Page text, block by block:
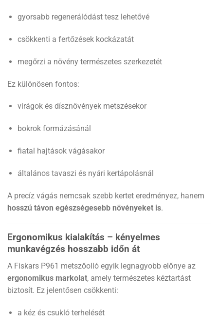
gyorsabb regenerálódást tesz lehetővé
csökkenti a fertőzések kockázatát
megőrzi a növény természetes szerkezetét
Ez különösen fontos:
virágok és dísznövények metszésekor
bokrok formázásánál
fiatal hajtások vágásakor
általános tavaszi és nyári kertápolásnál
A precíz vágás nemcsak szebb kertet eredményez, hanem
hosszú távon egészségesebb növényeket is.
Ergonomikus kialakítás – kényelmes
munkavégzés hosszabb időn át
A Fiskars P961 metszőolló egyik legnagyobb előnye az
ergonomikus markolat, amely természetes kéztartást
biztosít. Ez jelentősen csökkenti:
a kéz és csukló terhelését